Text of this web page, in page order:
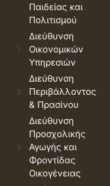
Παιδείας και
Πολιτισμού
Διεύθυνση
Οικονομικών
Υπηρεσιών
Διεύθυνση
Περιβάλλοντος
& Πρασίνου
Διεύθυνση
Προσχολικής
Αγωγής και
Φροντίδας
Οικογένειας